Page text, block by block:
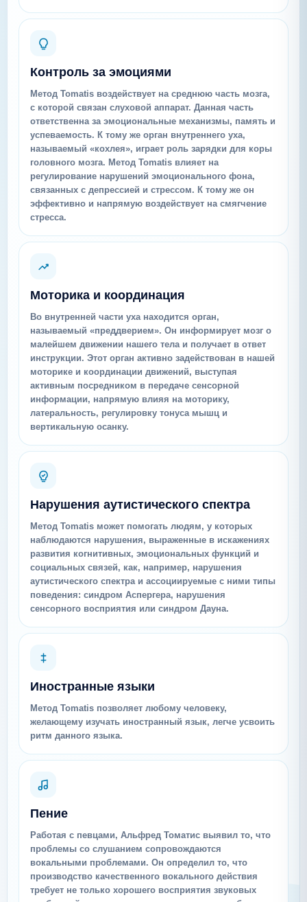
Контроль за эмоциями
Метод Tomatis воздействует на среднюю часть мозга,
с которой связан слуховой аппарат. Данная часть
ответственна за эмоциональные механизмы, память и
успеваемость. К тому же орган внутреннего уха,
называемый «кохлея», играет роль зарядки для коры
головного мозга. Метод Tomatis влияет на
регулирование нарушений эмоционального фона,
связанных с депрессией и стрессом. К тому же он
эффективно и напрямую воздействует на смягчение
стресса.
Моторика и координация
Во внутренней части уха находится орган,
называемый «преддверием». Он информирует мозг о
малейшем движении нашего тела и получает в ответ
инструкции. Этот орган активно задействован в нашей
моторике и координации движений, выступая
активным посредником в передаче сенсорной
информации, напрямую влияя на моторику,
латеральность, регулировку тонуса мышц и
вертикальную осанку.
Нарушения аутистического спектра
Метод Tomatis может помогать людям, у которых
наблюдаются нарушения, выраженные в искажениях
развития когнитивных, эмоциональных функций и
социальных связей, как, например, нарушения
аутистического спектра и ассоциируемые с ними типы
поведения: синдром Аспергера, нарушения
сенсорного восприятия или синдром Дауна.
Иностранные языки
Метод Tomatis позволяет любому человеку,
желающему изучать иностранный язык, легче усвоить
ритм данного языка.
Пение
Работая с певцами, Альфред Томатис выявил то, что
проблемы со слушанием сопровождаются
вокальными проблемами. Он определил то, что
производство качественного вокального действия
требует не только хорошего восприятия звуковых